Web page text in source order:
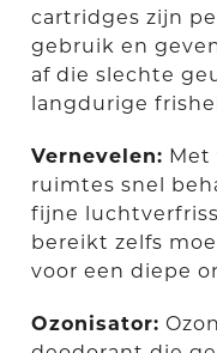
cartridges zijn
gebruik en
af die slechte
langdurige
Vernevelen:
ruimtes snel
fijne
bereikt zelfs
voor een diepe
Ozonisator: